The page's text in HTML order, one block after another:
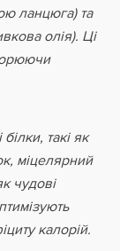
ланцюга) та
олія). Ці
такі як
міцелярний
чудові
калорій.